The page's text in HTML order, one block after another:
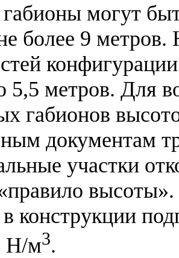
могут
более 9 метров.
5,5 метров. Для
габионов
документам
участки
конструкции
Н/м3.